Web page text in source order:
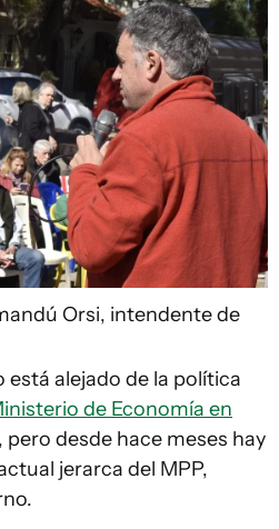
Orsi, intendente de
alejado de la política
de Economía en
, pero desde hace meses hay
jerarca del MPP,